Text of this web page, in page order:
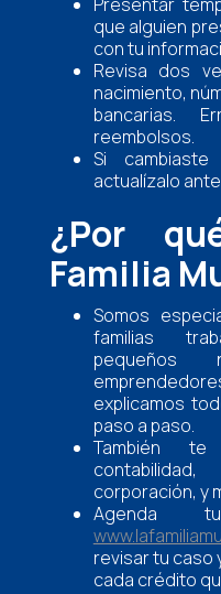
que alguien
con tu
Revisa dos
nacimiento,
bancarias.
reembolsos.
Si
actualízalo
¿Por
Familia
Somos
familias
pequeños
explicamos
paso a paso.
También
corporación, y
revisar tu caso
cada crédito